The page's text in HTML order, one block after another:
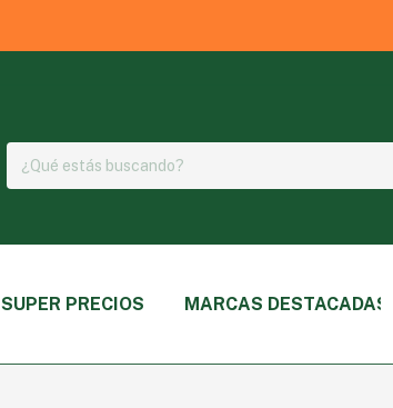
SUPER PRECIOS MARCAS DESTACADAS